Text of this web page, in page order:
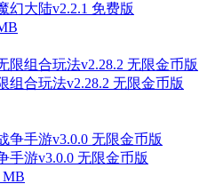
幻大陆v2.2.1 免费版
组合玩法v2.28.2 无限金币版
手游v3.0.0 无限金币版
MB